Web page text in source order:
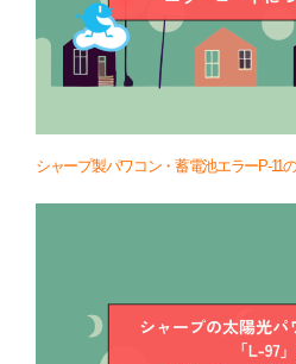
シャープ製パワコン・蓄電池エラーP-11